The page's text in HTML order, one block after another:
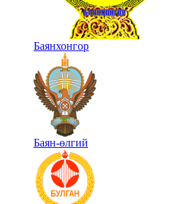
Баянхонгор
Баян-өлгий